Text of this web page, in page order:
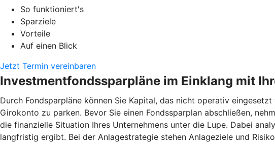
So funktioniert's
Sparziele
Vorteile
Auf einen Blick
Jetzt Termin vereinbaren
Investmentfondssparpläne im Einklang mit
Durch Fondsparpläne können Sie Kapital, das nicht operativ
Girokonto zu parken. Bevor Sie einen Fondssparplan abschließen,
die finanzielle Situation Ihres Unternehmens unter die Lupe. Dabei
langfristig ergibt. Bei der Anlagestrategie stehen Anlageziele und